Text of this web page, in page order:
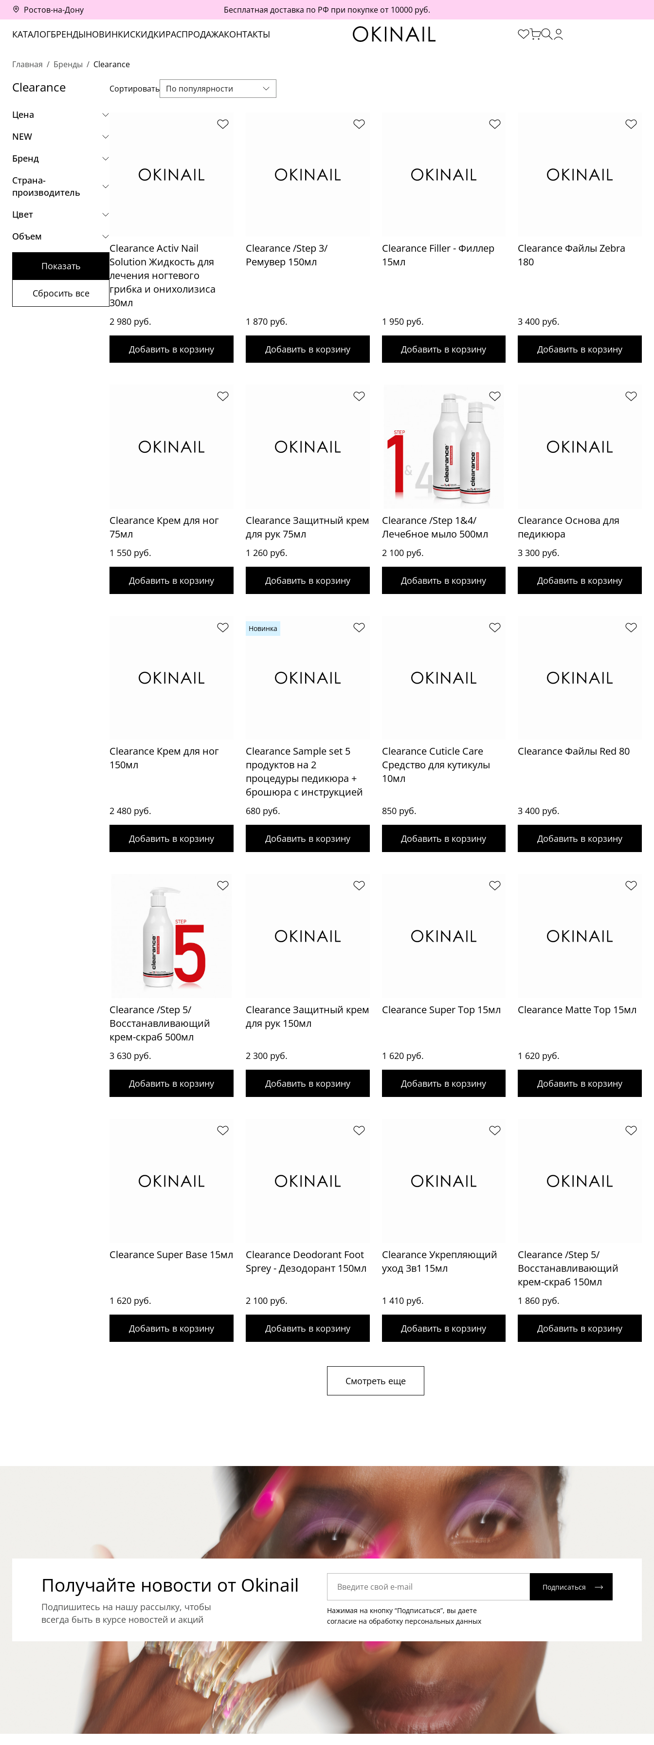
Ростов-на-Дону Бесплатная доставка по РФ при покупке от 10000 руб.
КАТАЛОГБРЕНДЫНОВИНКИСКИДКИРАСПРОДАЖАКОНТАКТЫ
Главная Бренды Clearance
Clearance
Цена
NEW
Бренд
Страна-
производитель
Цвет
Объем
Показать
Сбросить все
Сортировать По популярности
Clearance Activ Nail
Solution Жидкость для
лечения ногтевого
грибка и онихолизиса
30мл
2 980 руб.
Добавить в корзину
Clearance /Step 3/
Ремувер 150мл
1 870 руб.
Добавить в корзину
Clearance Filler - Филлер
15мл
1 950 руб.
Добавить в корзину
Clearance Файлы Zebra
180
3 400 руб.
Добавить в корзину
Clearance Крем для ног
75мл
1 550 руб.
Добавить в корзину
Clearance Защитный крем
для рук 75мл
1 260 руб.
Добавить в корзину
Clearance /Step 1&4/
Лечебное мыло 500мл
2 100 руб.
Добавить в корзину
Clearance Основа для
педикюра
3 300 руб.
Добавить в корзину
Clearance Крем для ног
150мл
2 480 руб.
Добавить в корзину
Новинка
Clearance Sample set 5
продуктов на 2
процедуры педикюра +
брошюра с инструкцией
680 руб.
Добавить в корзину
Clearance Cuticle Care
Средство для кутикулы
10мл
850 руб.
Добавить в корзину
Clearance Файлы Red 80
3 400 руб.
Добавить в корзину
Clearance /Step 5/
Восстанавливающий
крем-скраб 500мл
3 630 руб.
Добавить в корзину
Clearance Защитный крем
для рук 150мл
2 300 руб.
Добавить в корзину
Clearance Super Top 15мл
1 620 руб.
Добавить в корзину
Clearance Matte Top 15мл
1 620 руб.
Добавить в корзину
Clearance Super Base 15мл
1 620 руб.
Добавить в корзину
Clearance Deodorant Foot
Sprey - Дезодорант 150мл
2 100 руб.
Добавить в корзину
Clearance Укрепляющий
уход 3в1 15мл
1 410 руб.
Добавить в корзину
Clearance /Step 5/
Восстанавливающий
крем-скраб 150мл
1 860 руб.
Добавить в корзину
Смотреть еще
Получайте новости от Okinail
Подпишитесь на нашу рассылку, чтобы
всегда быть в курсе новостей и акций
Подписаться
Нажимая на кнопку “Подписаться”, вы даете
согласие на обработку персональных данных